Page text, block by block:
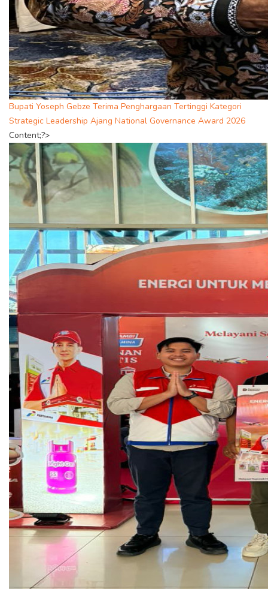
Bupati Yoseph Gebze Terima Penghargaan Tertinggi Kategori
Strategic Leadership Ajang National Governance Award 2026
Content;?>